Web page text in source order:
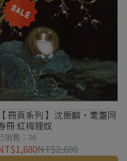
【 冊頁系列 】沈振麟・耄耋同
冊 紅梅貍奴
销售：36
NT$2,600